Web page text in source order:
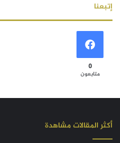
إتبعنا
0
متابعون
أكثر المقالات مشاهدة